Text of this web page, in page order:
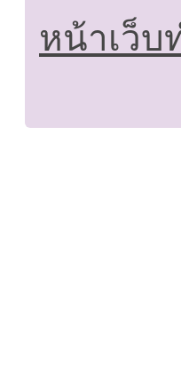
หน้าเว็บ